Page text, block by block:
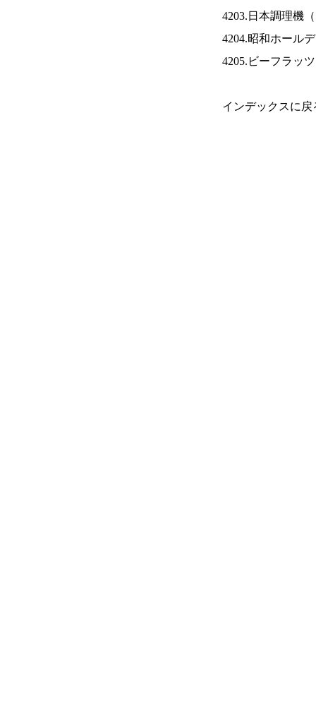
4203.日本調理機（
4204.昭和ホール
4205.ビーフラッ
インデックスに戻